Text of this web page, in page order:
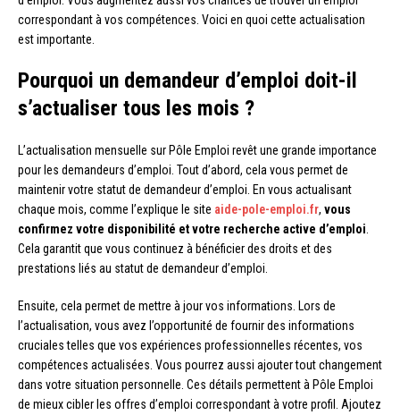
correspondant à vos compétences. Voici en quoi cette actualisation
est importante.
Pourquoi un demandeur d’emploi doit-il
s’actualiser tous les mois ?
L’actualisation mensuelle sur Pôle Emploi revêt une grande importance
pour les demandeurs d’emploi. Tout d’abord, cela vous permet de
maintenir votre statut de demandeur d’emploi. En vous actualisant
chaque mois, comme l’explique le site aide-pole-emploi.fr, vous
confirmez votre disponibilité et votre recherche active d’emploi
Cela garantit que vous continuez à bénéficier des droits et des
prestations liés au statut de demandeur d’emploi.
Ensuite, cela permet de mettre à jour vos informations. Lors de
l’actualisation, vous avez l’opportunité de fournir des informations
cruciales telles que vos expériences professionnelles récentes, vos
compétences actualisées. Vous pourrez aussi ajouter tout changement
dans votre situation personnelle. Ces détails permettent à Pôle Emploi
de mieux cibler les offres d’emploi correspondant à votre profil. Ajoutez